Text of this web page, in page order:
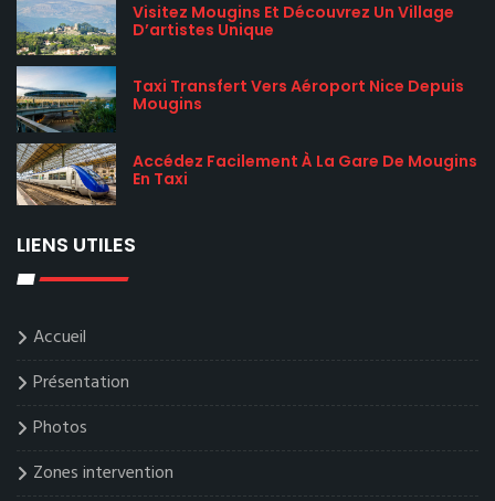
Visitez Mougins Et Découvrez Un Village
D’artistes Unique
Taxi Transfert Vers Aéroport Nice Depuis
Mougins
Accédez Facilement À La Gare De Mougins
En Taxi
LIENS UTILES
Accueil
Présentation
Photos
Zones intervention